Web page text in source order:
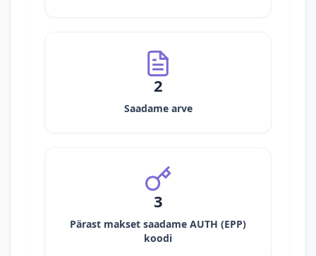
2
Saadame arve
3
Pärast makset saadame AUTH (EPP)
koodi